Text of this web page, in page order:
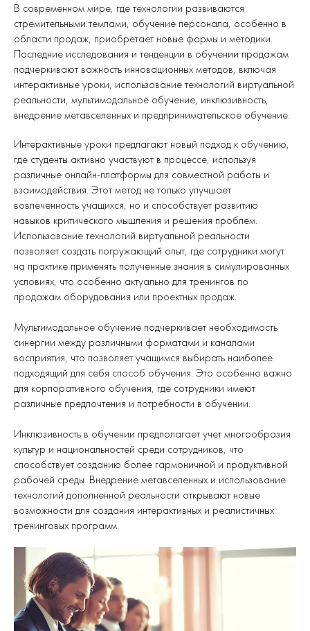
В современном мире, где технологии развиваются
стремительными темпами, обучение персонала, особенно в
области продаж, приобретает новые формы и методики.
Последние исследования и тенденции в обучении продажам
подчеркивают важность инновационных методов, включая
интерактивные уроки, использование технологий виртуальной
реальности, мультимодальное обучение, инклюзивность,
внедрение метавселенных и предпринимательское обучение.
Интерактивные уроки предлагают новый подход к обучению,
где студенты активно участвуют в процессе, используя
различные онлайн-платформы для совместной работы и
взаимодействия. Этот метод не только улучшает
вовлеченность учащихся, но и способствует развитию
навыков критического мышления и решения проблем.
Использование технологий виртуальной реальности
позволяет создать погружающий опыт, где сотрудники могут
на практике применять полученные знания в симулированных
условиях, что особенно актуально для тренингов по
продажам оборудования или проектных продаж.
Мультимодальное обучение подчеркивает необходимость
синергии между различными форматами и каналами
восприятия, что позволяет учащимся выбирать наиболее
подходящий для себя способ обучения. Это особенно важно
для корпоративного обучения, где сотрудники имеют
различные предпочтения и потребности в обучении.
Инклюзивность в обучении предполагает учет многообразия
культур и национальностей среди сотрудников, что
способствует созданию более гармоничной и продуктивной
рабочей среды. Внедрение метавселенных и использование
технологий дополненной реальности открывают новые
возможности для создания интерактивных и реалистичных
тренинговых программ.